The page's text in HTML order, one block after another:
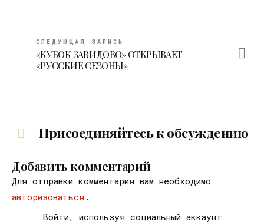
СЛЕДУЮЩАЯ ЗАПИСЬ
«КУБОК ЗАВИДОВО» ОТКРЫВАЕТ
«РУССКИЕ СЕЗОНЫ»
Присоединяйтесь к обсуждению
Добавить комментарий
Для отправки комментария вам необходимо
авторизоваться .
Войти, используя социальный аккаунт